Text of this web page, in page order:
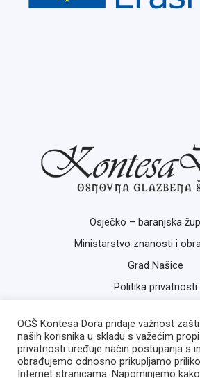
Osječko – baranjska
Ministarstvo znanosti i
Grad Našice
Politika privatnosti
OGŠ Kontesa Dora pridaje važnost
naših korisnika u skladu s važećim
privatnosti uređuje način postupanja s
obrađujemo odnosno prikupljamo
Internet stranicama. Napominjemo